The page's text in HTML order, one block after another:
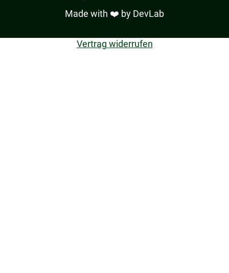
Made with ❤️ by DevLab
Vertrag widerrufen